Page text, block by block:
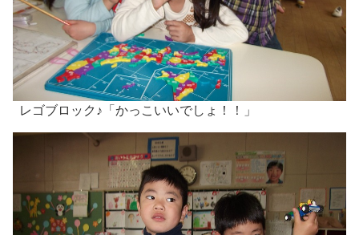
レゴブロック♪「かっこいいでしょ！！」